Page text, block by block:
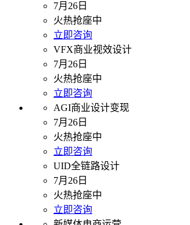
7月26日
火热抢座中
立即咨询
VFX商业视效设计
7月26日
火热抢座中
立即咨询
AGI商业设计变现
7月26日
火热抢座中
立即咨询
UID全链路设计
7月26日
火热抢座中
立即咨询